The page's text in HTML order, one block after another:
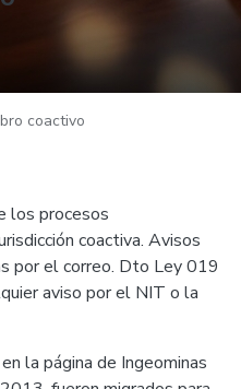
coactivo
los procesos
coactiva. Avisos
por el correo. Dto Ley 019
aviso por el NIT o la
la página de Ingeominas